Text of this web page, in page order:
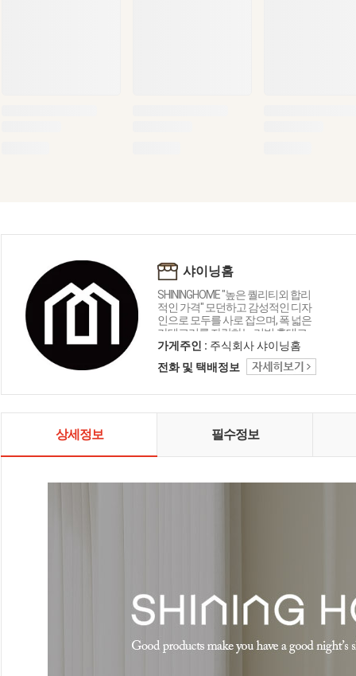
샤이닝홈
SHININGHOME "높은 퀄리티외 합리
적인 가격" 모던하고 감성적인 디자
인으로 모두를 사로 잡으며, 폭 넓은
카테고리를 자랑하는 리빙 홈데코
인테리어 샤이닝홈입니다.
가게주인 : 주식회사 샤이닝홈
전화 및 택배정보
상세정보 필수정보